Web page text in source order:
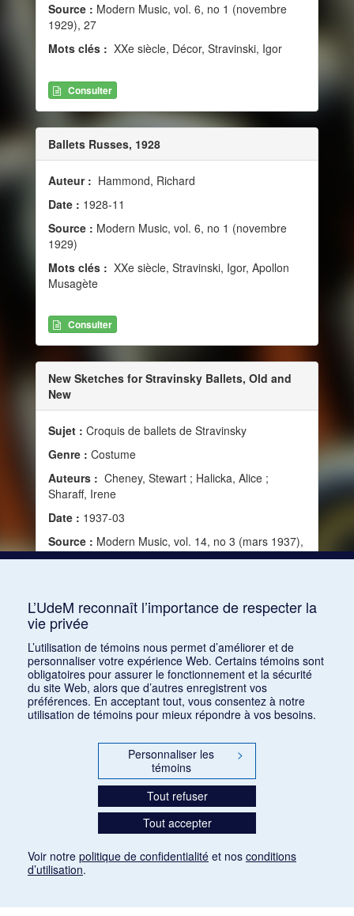
Source : Modern Music, vol. 6, no 1 (novembre
1929), 27
Mots clés : XXe siècle, Décor, Stravinski, Igor
Consulter
Ballets Russes, 1928
Auteur : Hammond, Richard
Date : 1928-11
Source : Modern Music, vol. 6, no 1 (novembre
1929)
Mots clés : XXe siècle, Stravinski, Igor, Apollon
Musagète
Consulter
New Sketches for Stravinsky Ballets, Old and
New
Sujet : Croquis de ballets de Stravinsky
Genre : Costume
Auteurs : Cheney, Stewart ; Halicka, Alice ;
Sharaff, Irene
Date : 1937-03
Source : Modern Music, vol. 14, no 3 (mars 1937),
148-149
L’UdeM reconnaît l’importance de respecter la
vie privée
L’utilisation de témoins nous permet d’améliorer et de
personnaliser votre expérience Web. Certains témoins sont
obligatoires pour assurer le fonctionnement et la sécurité
du site Web, alors que d’autres enregistrent vos
préférences. En acceptant tout, vous consentez à notre
utilisation de témoins pour mieux répondre à vos besoins.
Personnaliser les
témoins
>
Tout refuser
Tout accepter
Voir notre politique de confidentialité et nos conditions
d’utilisation.